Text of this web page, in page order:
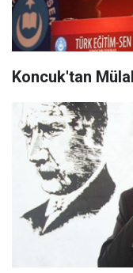
Koncuk'tan